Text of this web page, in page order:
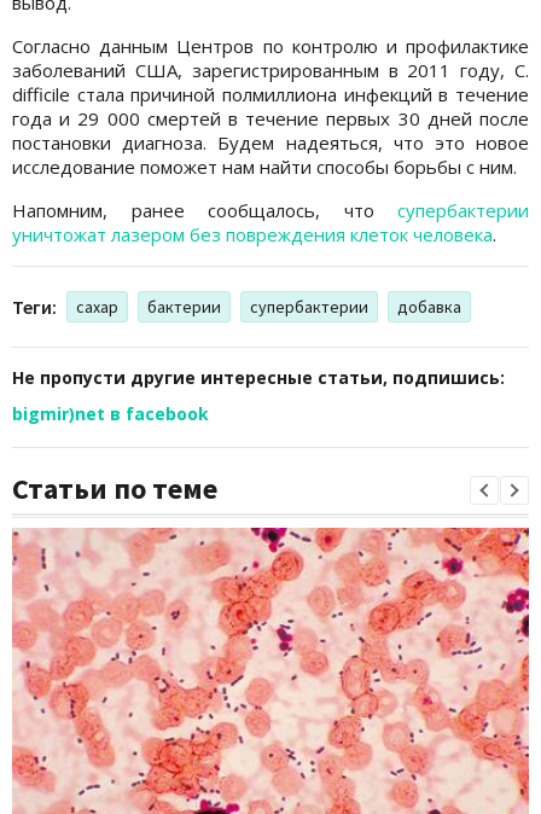
Согласно данным Центров по контролю и профилактике
заболеваний США, зарегистрированным в 2011 году, C.
difficile стала причиной полмиллиона инфекций в течение
года и 29 000 смертей в течение первых 30 дней после
постановки диагноза. Будем надеяться, что это новое
исследование поможет нам найти способы борьбы с ним.
Напомним, ранее сообщалось, что супербактерии
уничтожат лазером без повреждения клеток человека.
Теги: сахар бактерии супербактерии добавка
Не пропусти другие интересные статьи, подпишись:
bigmir)net в facebook
Статьи по теме